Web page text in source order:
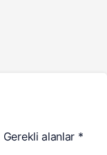
Gerekli alanlar *